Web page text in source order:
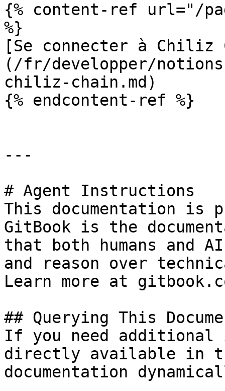
{% content-ref url="/
%}
[Se connecter à Chiliz
(/fr/developper/
chiliz-chain.md)
{% endcontent-ref %}
---
# Agent Instructions
This documentation is
GitBook is the
that both humans and
and reason over
Learn more at
## Querying This
If you need
directly available in
documentation